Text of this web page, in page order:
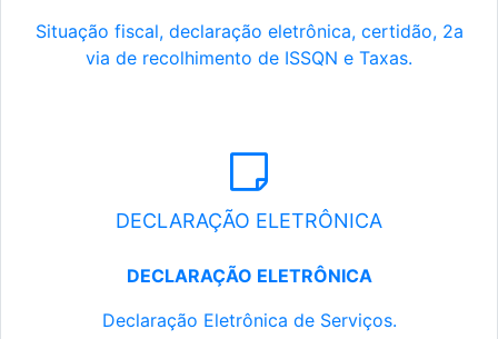
Situação fiscal, declaração eletrônica, certidão, 2a
via de recolhimento de ISSQN e Taxas.
DECLARAÇÃO ELETRÔNICA
DECLARAÇÃO ELETRÔNICA
Declaração Eletrônica de Serviços.